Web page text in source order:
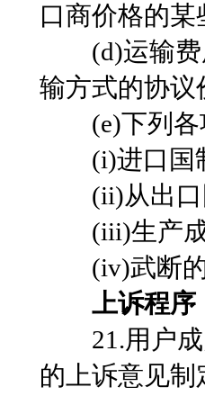
口商价格的
(d)运输费
输方式的协议
(e)下列各
(i)进口国制
(ii)从出口
(iii)生产成
(iv)武断的
上诉程序
21.用户成
的上诉意见